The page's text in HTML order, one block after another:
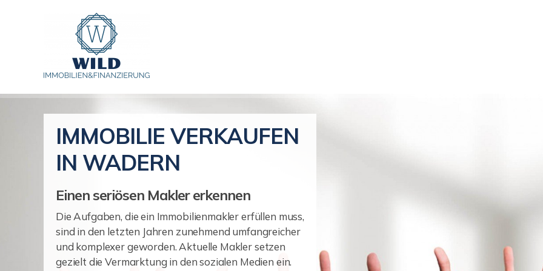
IMMOBILIE VERKAUFEN
IN WADERN
Einen seriösen Makler erkennen
Die Aufgaben, die ein Immobilienmakler erfüllen muss,
sind in den letzten Jahren zunehmend umfangreicher
und komplexer geworden. Aktuelle Makler setzen
gezielt die Vermarktung in den sozialen Medien ein.